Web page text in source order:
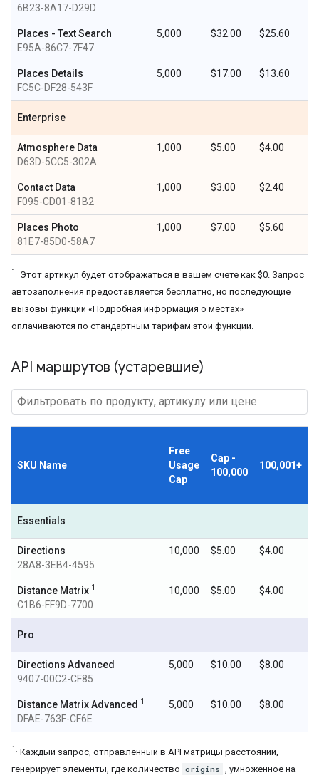
6B23-8A17-D29D
Places - Text Search
E95A-86C7-7F47
5,000 $32.00 $25.60
Places Details
FC5C-DF28-543F
5,000 $17.00 $13.60
Enterprise
Atmosphere Data
D63D-5CC5-302A
1,000 $5.00 $4.00
Contact Data
F095-CD01-81B2
1,000 $3.00 $2.40
Places Photo
81E7-85D0-58A7
1,000 $7.00 $5.60
1.
Этот артикул будет отображаться в вашем счете как $0. Запрос
автозаполнения предоставляется бесплатно, но последующие
вызовы функции «Подробная информация о местах»
оплачиваются по стандартным тарифам этой функции.
API маршрутов (устаревшие)
SKU Name
Free
Usage
Cap
Cap -
100,000
100,001+
Essentials
Directions
28A8-3EB4-4595
10,000 $5.00 $4.00
Distance Matrix 1
C1B6-FF9D-7700
10,000 $5.00 $4.00
Pro
Directions Advanced
9407-00C2-CF85
5,000 $10.00 $8.00
Distance Matrix Advanced 1
DFAE-763F-CF6E
5,000 $10.00 $8.00
1.
Каждый запрос, отправленный в API матрицы расстояний,
генерирует элементы, где количество origins , умноженное на